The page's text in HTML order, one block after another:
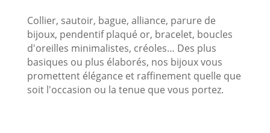
Collier, sautoir, bague, alliance, parure de
bijoux, pendentif plaqué or, bracelet, boucles
d'oreilles minimalistes, créoles… Des plus
basiques ou plus élaborés, nos bijoux vous
promettent élégance et raffinement quelle que
soit l'occasion ou la tenue que vous portez.